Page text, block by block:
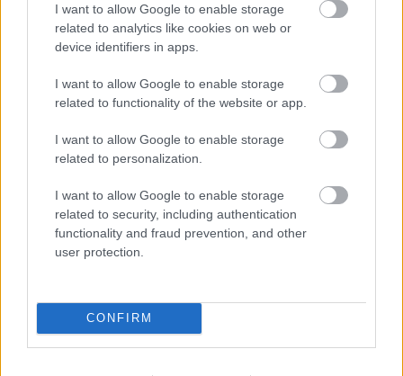
I want to allow Google to enable storage
related to analytics like cookies on web or
device identifiers in apps.
I want to allow Google to enable storage
related to functionality of the website or app.
I want to allow Google to enable storage
related to personalization.
I want to allow Google to enable storage
related to security, including authentication
functionality and fraud prevention, and other
user protection.
CONFIRM
Címkék:gitár hangszer PLA
A Nike Air Max 1000 szinte teljes
egészében 3D nyomtatott
Az FDA által jóváhagyott 3D nyomtatott
gerinc implantátumok